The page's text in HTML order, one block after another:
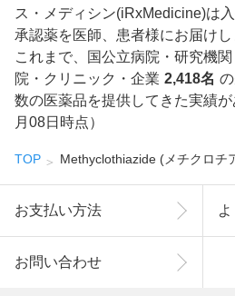
ス・メディシン(iRxMedicine)は
承認薬を医師、患者様にお届けし
これまで、国公立病院・研究機関
院・クリニック・企業 2,418名
数の医薬品を提供してきた実績
月08日時点）
TOP Methyclothiazide (メチクロチ
お支払い方法
お問い合わせ